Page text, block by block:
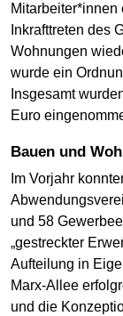
Mitarbeiter*innen
Inkrafttreten des
Wohnungen
wurde ein
Insgesamt
Euro
Bauen und
Im Vorjahr
und 58
„gestreckter
Aufteilung in
Marx-Allee
und die